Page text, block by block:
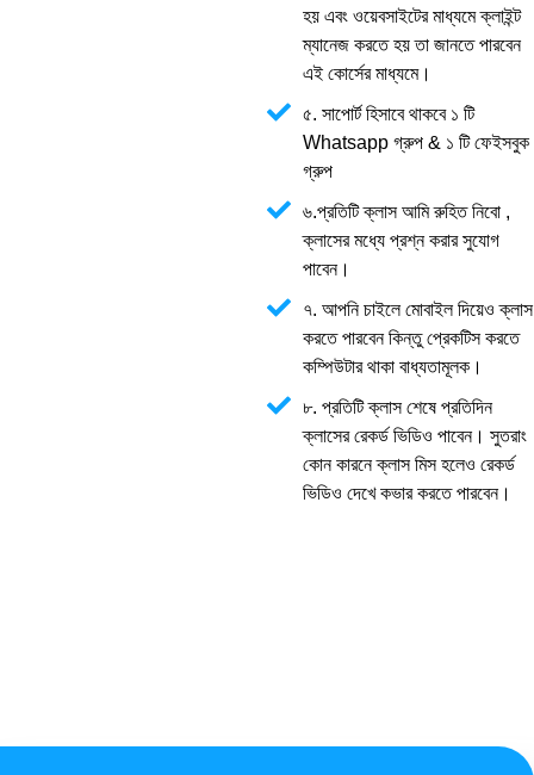
হয় এবং ওয়েবসাইটের মাধ্যমে ক্লাইন্ট
ম্যানেজ করতে হয় তা জানতে পারবেন
এই কোর্সের মাধ্যমে।
৫. সাপোর্ট হিসাবে থাকবে ১ টি
Whatsapp গ্রুপ & ১ টি ফেইসবুক
গ্রুপ
৬.প্রতিটি ক্লাস আমি রুহিত নিবো ,
ক্লাসের মধ্যে প্রশ্ন করার সুযোগ
পাবেন।
৭. আপনি চাইলে মোবাইল দিয়েও ক্লাস
করতে পারবেন কিন্তু প্রেকটিস করতে
কম্পিউটার থাকা বাধ্যতামূলক।
৮. প্রতিটি ক্লাস শেষে প্রতিদিন
ক্লাসের রেকর্ড ভিডিও পাবেন। সুতরাং
কোন কারনে ক্লাস মিস হলেও রেকর্ড
ভিডিও দেখে কভার করতে পারবেন।